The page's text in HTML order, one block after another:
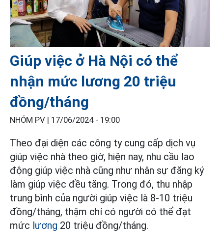
Giúp việc ở Hà Nội có thể
nhận mức lương 20 triệu
đồng/tháng
NHÓM PV | 17/06/2024 - 19:00
Theo đại diện các công ty cung cấp dịch vụ
giúp việc nhà theo giờ, hiện nay, nhu cầu lao
động giúp việc nhà cũng như nhân sự đăng ký
làm giúp việc đều tăng. Trong đó, thu nhập
trung bình của người giúp việc là 8-10 triệu
đồng/tháng, thậm chí có người có thể đạt
mức lương 20 triệu đồng/tháng.